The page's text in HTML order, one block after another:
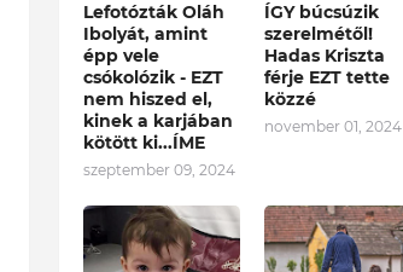
Lefotózták Oláh
Ibolyát, amint
épp vele
csókolózik - EZT
nem hiszed el,
kinek a karjában
kötött ki...ÍME
szeptember 09, 2024
ÍGY búcsúzik
szerelmétől!
Hadas Kriszta
férje EZT tette
közzé
november 01, 2024